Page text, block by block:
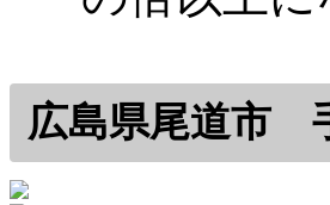
広島県尾道市